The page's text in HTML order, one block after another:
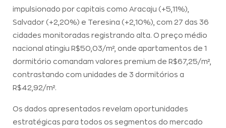
impulsionado por capitais como Aracaju (+5,11%),
Salvador (+2,20%) e Teresina (+2,10%), com 27 das 36
cidades monitoradas registrando alta. O preço médio
nacional atingiu R$50,03/m², onde apartamentos de 1
dormitório comandam valores premium de R$67,25/m²,
contrastando com unidades de 3 dormitórios a
R$42,92/m².
Os dados apresentados revelam oportunidades
estratégicas para todos os segmentos do mercado